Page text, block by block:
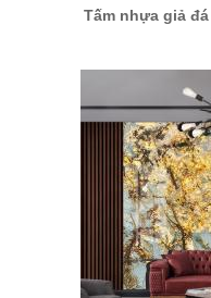
Tấm nhựa giả